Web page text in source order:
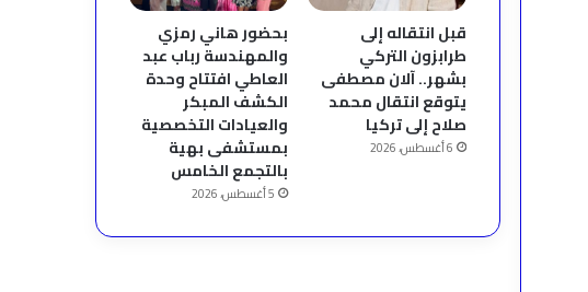
قبل انتقاله إلى
طرابزون التركي
بشهر.. آلان مصطفى
يتوقع انتقال محمد
صلاح إلى تركيا
6 أغسطس، 2026
بحضور هاني رمزي
والمهندسة رباب عبد
العاطي افتتاح وحدة
الكشف المبكر
والعيادات التخصصية
بمستشفى بهية
بالتجمع الخامس
5 أغسطس، 2026